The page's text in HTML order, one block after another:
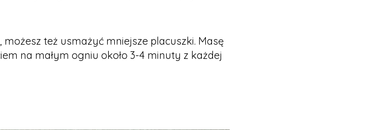
możesz też usmażyć mniejsze placuszki. Masę
na małym ogniu około 3-4 minuty z każdej